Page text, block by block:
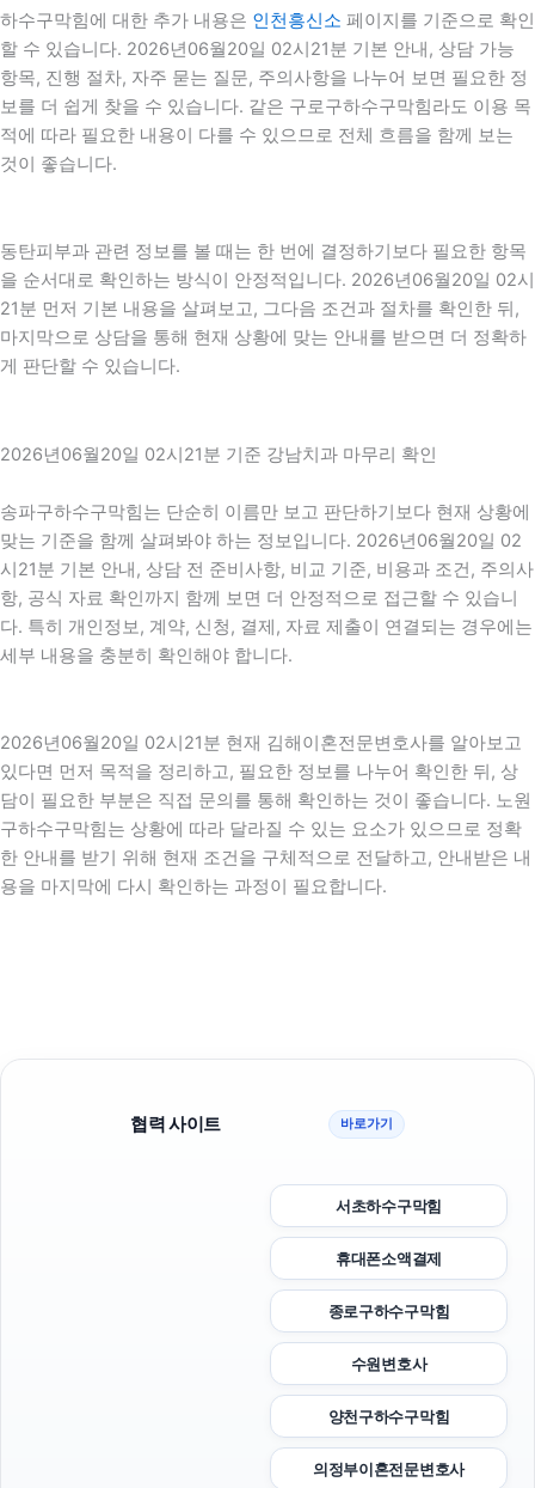
하수구막힘에 대한 추가 내용은 인천흥신소 페이지를 기준으로 확인
할 수 있습니다. 2026년06월20일 02시21분 기본 안내, 상담 가능
항목, 진행 절차, 자주 묻는 질문, 주의사항을 나누어 보면 필요한 정
보를 더 쉽게 찾을 수 있습니다. 같은 구로구하수구막힘라도 이용 목
적에 따라 필요한 내용이 다를 수 있으므로 전체 흐름을 함께 보는
것이 좋습니다.
동탄피부과 관련 정보를 볼 때는 한 번에 결정하기보다 필요한 항목
을 순서대로 확인하는 방식이 안정적입니다. 2026년06월20일 02시
21분 먼저 기본 내용을 살펴보고, 그다음 조건과 절차를 확인한 뒤,
마지막으로 상담을 통해 현재 상황에 맞는 안내를 받으면 더 정확하
게 판단할 수 있습니다.
2026년06월20일 02시21분 기준 강남치과 마무리 확인
송파구하수구막힘는 단순히 이름만 보고 판단하기보다 현재 상황에
맞는 기준을 함께 살펴봐야 하는 정보입니다. 2026년06월20일 02
시21분 기본 안내, 상담 전 준비사항, 비교 기준, 비용과 조건, 주의사
항, 공식 자료 확인까지 함께 보면 더 안정적으로 접근할 수 있습니
다. 특히 개인정보, 계약, 신청, 결제, 자료 제출이 연결되는 경우에는
세부 내용을 충분히 확인해야 합니다.
2026년06월20일 02시21분 현재 김해이혼전문변호사를 알아보고
있다면 먼저 목적을 정리하고, 필요한 정보를 나누어 확인한 뒤, 상
담이 필요한 부분은 직접 문의를 통해 확인하는 것이 좋습니다. 노원
구하수구막힘는 상황에 따라 달라질 수 있는 요소가 있으므로 정확
한 안내를 받기 위해 현재 조건을 구체적으로 전달하고, 안내받은 내
용을 마지막에 다시 확인하는 과정이 필요합니다.
협력 사이트 바로가기
서초하수구막힘
휴대폰소액결제
종로구하수구막힘
수원변호사
양천구하수구막힘
의정부이혼전문변호사